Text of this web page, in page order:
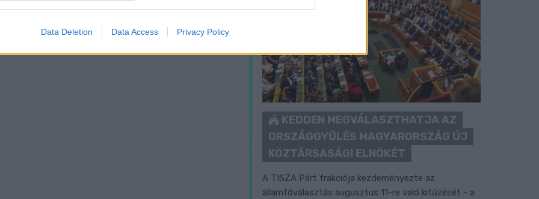
Data Deletion Data Access Privacy Policy
KEDDEN MEGVÁLASZTHATJA AZ
ORSZÁGGYŰLÉS MAGYARORSZÁG ÚJ
KÖZTÁRSASÁGI ELNÖKÉT
A TISZA Párt frakciója kezdeményezte az
államfőválasztás augusztus 11-re való kitűzését - a